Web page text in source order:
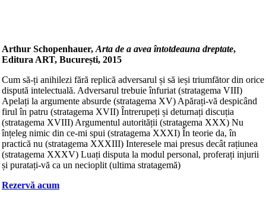
Arthur Schopenhauer, Arta de a avea întotdeauna dreptate,
Editura ART, București, 2015
Cum să-ți anihilezi fără replică adversarul și să ieși triumfător din orice
dispută intelectuală. Adversarul trebuie înfuriat (stratagema VIII)
Apelați la argumente absurde (stratagema XV) Apărați-vă despicând
firul în patru (stratagema XVII) Întrerupeți și deturnați discuția
(stratagema XVIII) Argumentul autorității (stratagema XXX) Nu
înțeleg nimic din ce-mi spui (stratagema XXXI) În teorie da, în
practică nu (stratagema XXXIII) Interesele mai presus decât rațiunea
(stratagema XXXV) Luați disputa la modul personal, proferați injurii
și puratați-vă ca un necioplit (ultima stratagemă)
Rezervă acum